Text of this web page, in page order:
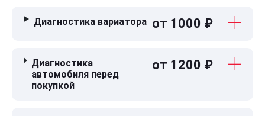
Диагностика вариатора от 1000 ₽
Диагностика
автомобиля перед
покупкой
от 1200 ₽